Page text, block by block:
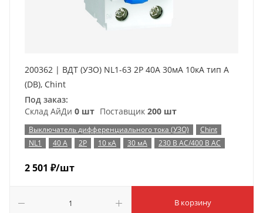
200362 | ВДТ (УЗО) NL1-63 2P 40А 30мА 10кА тип A
(DB), Chint
Под заказ:
Склад АйДи 0 шт Поставщик 200 шт
Выключатель дифференциального тока (УЗО)
Chint
NL1
40 А 2P 10 кА 30 мА 230 В AC/400 В AC
2 501 ₽/шт
В корзину